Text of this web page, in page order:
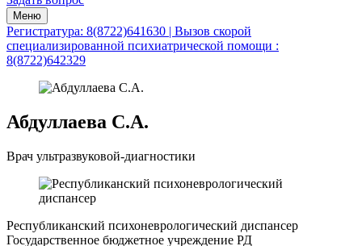
Меню
Регистратура: 8(8722)641630 | Вызов скорой
специализированной психиатрической помощи :
8(8722)642329
Абдуллаева С.А.
Врач ультразвуковой-диагностики
Республиканский психоневрологический диспансер
Государственное бюджетное учреждение РД